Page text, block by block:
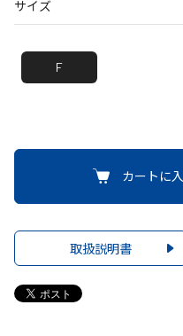
サイズ
F
カートに
取扱説明書